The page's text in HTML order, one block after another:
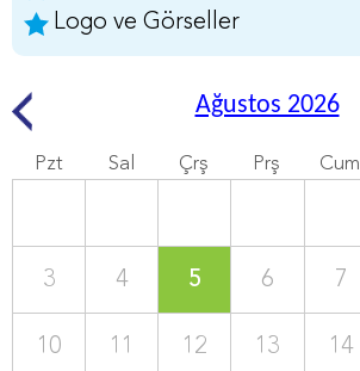
Logo ve Görseller
Ağustos 2026
Pzt Sal Çrş Prş Cum
3 4 5 6 7
10 11 12 13 14